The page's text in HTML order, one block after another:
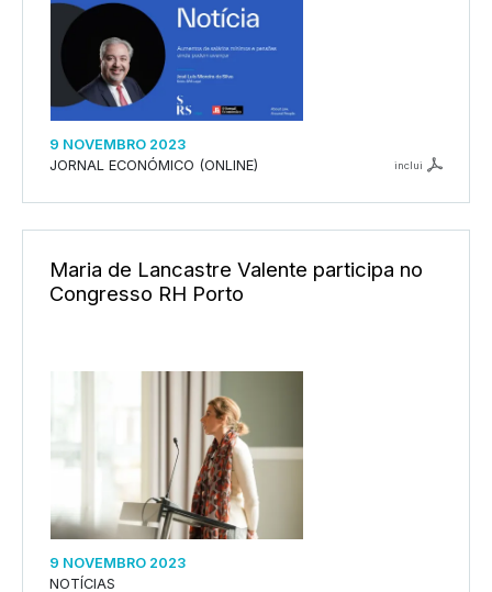
9 NOVEMBRO 2023
JORNAL ECONÓMICO (ONLINE)
inclui
Maria de Lancastre Valente participa no
Congresso RH Porto
9 NOVEMBRO 2023
NOTÍCIAS